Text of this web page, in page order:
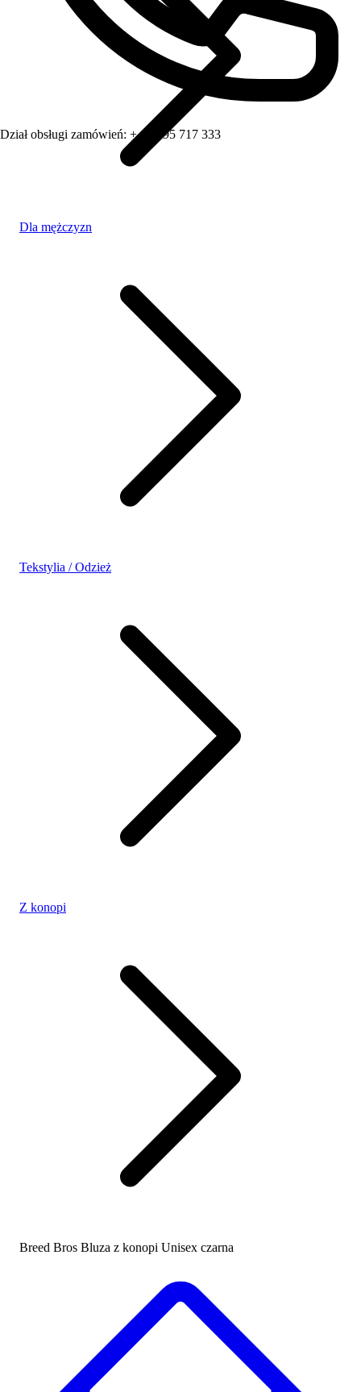
Dział obsługi zamówień: + 48 795 717 333
Dla mężczyzn
Tekstylia / Odzież
Z konopi
Breed Bros Bluza z konopi Unisex czarna